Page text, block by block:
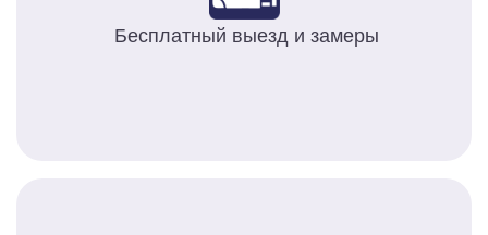
Бесплатный выезд и замеры